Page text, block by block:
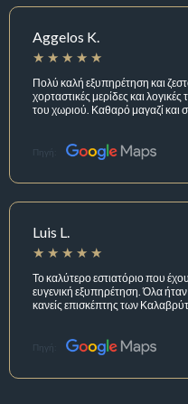
Aggelos K.
Πολύ καλή εξυπηρέτηση και
χορταστικές μερίδες και
του χωριού. Καθαρό μαγαζί και
Πηγή:
Luis L.
Το καλύτερο εστιατόριο που
ευγενική εξυπηρέτηση. Όλα
κανείς επισκέπτης των
Πηγή: